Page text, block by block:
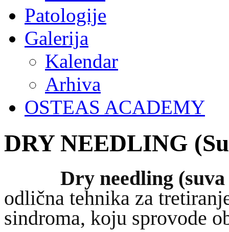
Patologije
Galerija
Kalendar
Arhiva
OSTEAS ACADEMY
DRY NEEDLING
Dry needling
odlična tehnika za
sindroma, koju sprovode